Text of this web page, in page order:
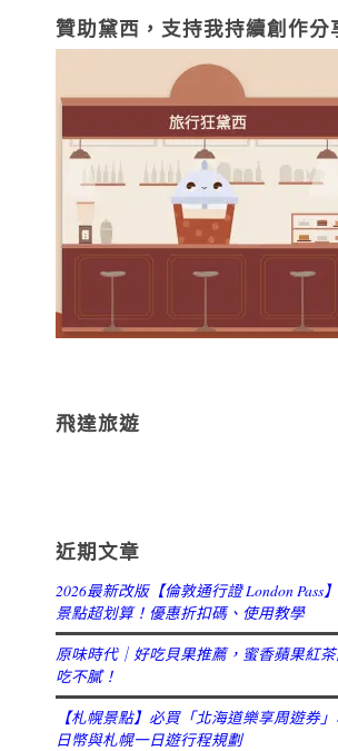
贊助黛西，支持我持續創作分
飛達旅遊
近期文章
2026最新改版【倫敦通行證 London Pass
景點超划算！優惠折扣碼、使用教學
原味時代｜好吃貝果推薦，蜜香蘋果紅
吃不膩！
【札幌景點】必買「北海道樂享周遊券
日幣與札幌一日遊行程規劃